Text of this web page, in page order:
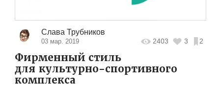
Слава Трубников
03 мар. 2019 2403 3 2
Фирменный стиль
для культурно-спортивного
комплекса